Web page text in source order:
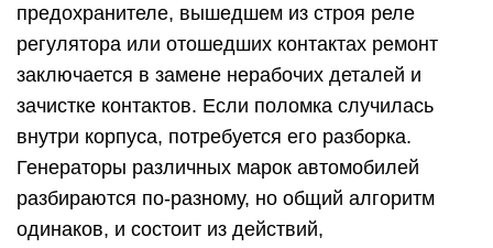
предохранителе, вышедшем из строя реле
регулятора или отошедших контактах ремонт
заключается в замене нерабочих деталей и
зачистке контактов. Если поломка случилась
внутри корпуса, потребуется его разборка.
Генераторы различных марок автомобилей
разбираются по-разному, но общий алгоритм
одинаков, и состоит из действий,